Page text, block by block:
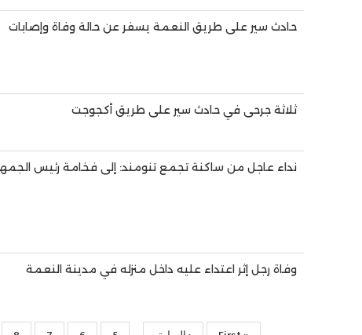
حادث سير على طريق النعمة يسفر عن حالة وفاة وإصابات
ثلاثة جرحى في حادث سير على طريق أكجوجت
نداء عاجل من ساكنة تجمع تنومند: إلى فخامة رئيس
وفاة رجل إثر اعتداء عليه داخل منزله في مدينة النعمة